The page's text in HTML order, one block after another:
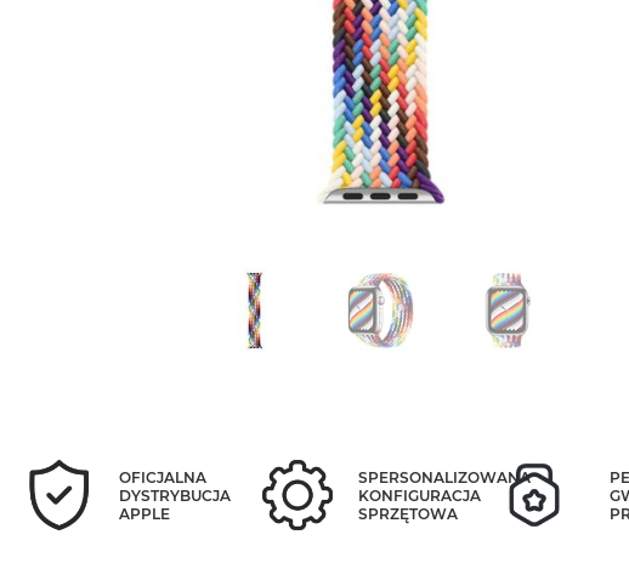
OFICJALNA
DYSTRYBUCJA
APPLE
SPERSONALIZOWANA
KONFIGURACJA
SPRZĘTOWA